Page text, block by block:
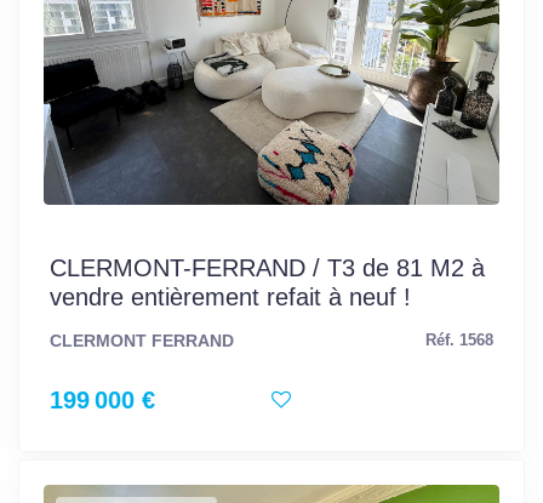
CLERMONT-FERRAND / T3 de 81 M2 à
vendre entièrement refait à neuf !
CLERMONT FERRAND Réf. 1568
199 000 €